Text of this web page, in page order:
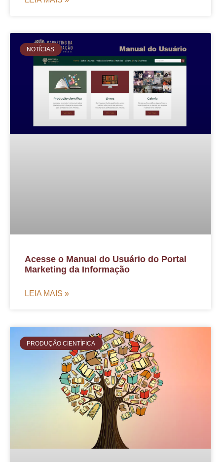
NOTÍCIAS
Acesse o Manual do Usuário do Portal
Marketing da Informação
LEIA MAIS »
PRODUÇÃO CIENTÍFICA